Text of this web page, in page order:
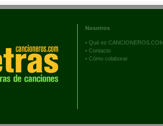
Nosotros
• Qué es
• Contacto
• Cómo colaborar